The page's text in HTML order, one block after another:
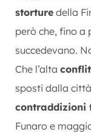
storture della
però che, fino a
succedevano.
Che l’alta
sposti dalla città
contraddizioni
Funaro e